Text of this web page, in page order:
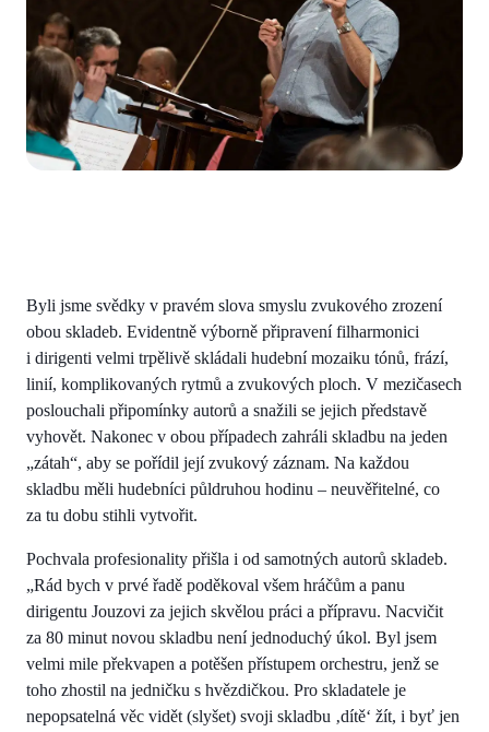
Byli jsme svědky v pravém slova smyslu zvukového zrození
obou skladeb. Evidentně výborně připravení filharmonici
i dirigenti velmi trpělivě skládali hudební mozaiku tónů, frází,
linií, komplikovaných rytmů a zvukových ploch. V mezičasech
poslouchali připomínky autorů a snažili se jejich představě
vyhovět. Nakonec v obou případech zahráli skladbu na jeden
„zátah“, aby se pořídil její zvukový záznam. Na každou
skladbu měli hudebníci půldruhou hodinu – neuvěřitelné, co
za tu dobu stihli vytvořit.
Pochvala profesionality přišla i od samotných autorů skladeb.
„Rád bych v prvé řadě poděkoval všem hráčům a panu
dirigentu Jouzovi za jejich skvělou práci a přípravu. Nacvičit
za 80 minut novou skladbu není jednoduchý úkol. Byl jsem
velmi mile překvapen a potěšen přístupem orchestru, jenž se
toho zhostil na jedničku s hvězdičkou. Pro skladatele je
nepopsatelná věc vidět (slyšet) svoji skladbu ‚dítě‘ žít, i byť jen